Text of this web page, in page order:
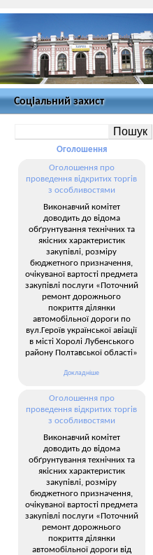
Соціальний захист
Оголошення
Оголошення про
проведення відкритих торгів
з особливостями
Виконавчий комітет
доводить до відома
обґрунтування технічних та
якісних характеристик
закупівлі, розміру
бюджетного призначення,
очікуваної вартості предмета
закупівлі послуги «Поточний
ремонт дорожнього
покриття ділянки
автомобільної дороги по
вул.Героїв української авіації
в місті Хоролі Лубенського
району Полтавської області»
Докладніше
Оголошення про
проведення відкритих торгів
з особливостями
Виконавчий комітет
доводить до відома
обґрунтування технічних та
якісних характеристик
закупівлі, розміру
бюджетного призначення,
очікуваної вартості предмета
закупівлі послуги «Поточний
ремонт дорожнього
покриття ділянки
автомобільної дороги від